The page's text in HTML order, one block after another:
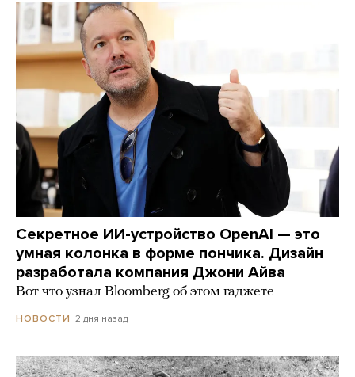
Секретное ИИ-устройство OpenAI — это
умная колонка в форме пончика. Дизайн
разработала компания Джони Айва
Вот что узнал Bloomberg об этом гаджете
НОВОСТИ 2 дня назад